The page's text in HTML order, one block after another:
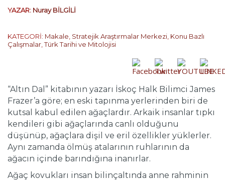
YAZAR: Nuray BİLGİLİ
KATEGORİ: Makale, Stratejik Araştırmalar Merkezi, Konu Bazlı
Çalışmalar,Türk Tarihi ve Mitolojisi
“Altın Dal” kitabının yazarı İskoç Halk Bilimci James
Frazer’a göre; en eski tapınma yerlerinden biri de
kutsal kabul edilen ağaçlardır. Arkaik insanlar tıpkı
kendileri gibi ağaçlarında canlı olduğunu
düşünüp, ağaçlara dişil ve eril özellikler yüklerler.
Aynı zamanda ölmüş atalarının ruhlarının da
ağacın içinde barındığına inanırlar.
Ağaç kovukları insan bilinçaltında anne rahminin